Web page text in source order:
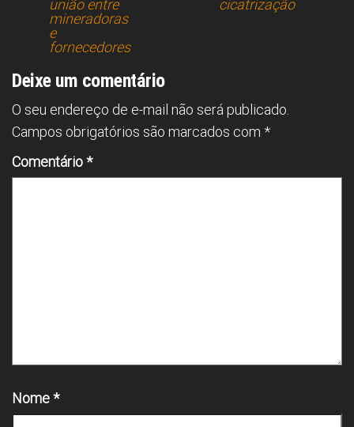
ok s
união entre
mineradoras
e
fornecedores
cicatrização
Deixe um comentário
O seu endereço de e-mail não será publicado.
Campos obrigatórios são marcados com *
Comentário*
Nome*